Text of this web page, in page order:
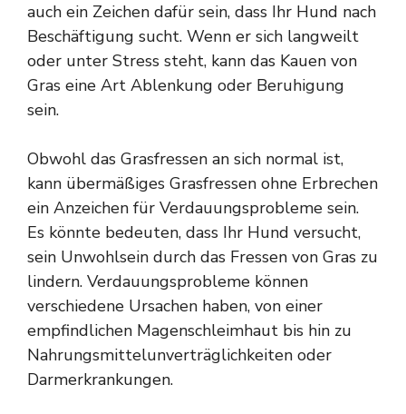
auch ein Zeichen dafür sein, dass Ihr Hund nach
Beschäftigung sucht. Wenn er sich langweilt
oder unter Stress steht, kann das Kauen von
Gras eine Art Ablenkung oder Beruhigung
sein.
Obwohl das Grasfressen an sich normal ist,
kann übermäßiges Grasfressen ohne Erbrechen
ein Anzeichen für Verdauungsprobleme sein.
Es könnte bedeuten, dass Ihr Hund versucht,
sein Unwohlsein durch das Fressen von Gras zu
lindern. Verdauungsprobleme können
verschiedene Ursachen haben, von einer
empfindlichen Magenschleimhaut bis hin zu
Nahrungsmittelunverträglichkeiten oder
Darmerkrankungen.